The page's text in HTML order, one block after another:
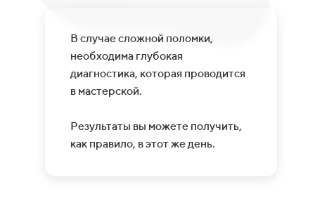
В случае сложной поломки,
необходима глубокая
диагностика, которая проводится
в мастерской.
Результаты вы можете получить,
как правило, в этот же день.